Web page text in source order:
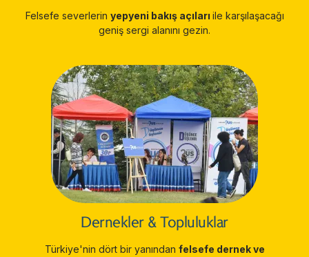
Felsefe severlerin yepyeni bakış açıları ile karşılaşacağı
geniş sergi alanını gezin.
Dernekler & Topluluklar
Türkiye'nin dört bir yanından felsefe dernek ve